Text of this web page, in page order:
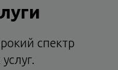
спектр